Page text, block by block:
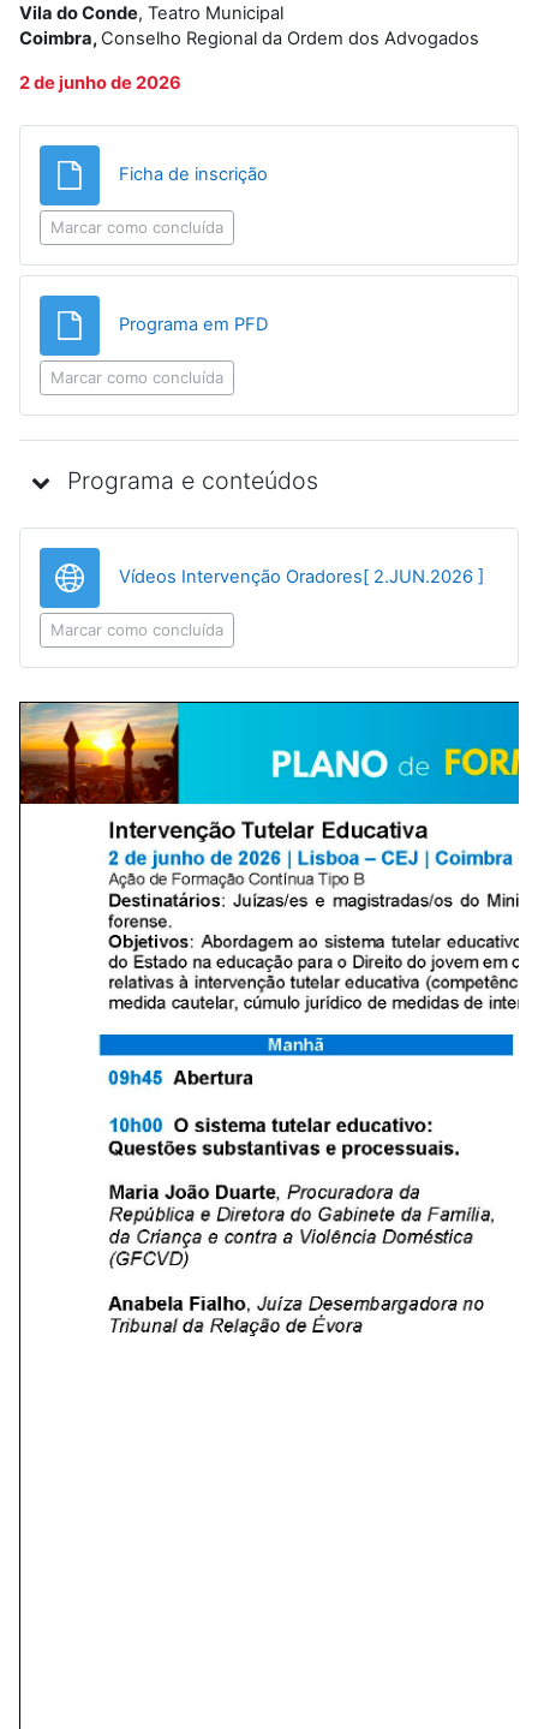
Vila do Conde, Teatro Municipal
Coimbra, Conselho Regional da Ordem dos Advogados
2 de junho de 2026
Ficha de inscrição
Marcar como concluída
Programa em PFD
Marcar como concluída
Programa e conteúdos
Vídeos Intervenção Oradores[ 2.JUN.2026 ]
Marcar como concluída